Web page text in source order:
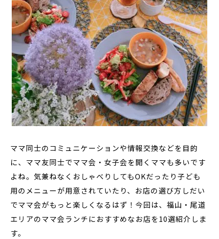
ママ同士のコミュニケーションや情報交換などを目的
に、ママ友同士でママ会・女子会を開くママも多いです
よね。気兼ねなくおしゃべりしてもOKだったり子ども
用のメニューが用意されていたり、お店の選び方しだい
でママ会がもっと楽しくなるはず！今回は、福山・尾道
エリアのママ会ランチにおすすめなお店を10選紹介しま
す。